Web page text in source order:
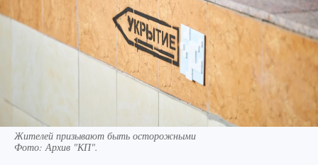
Жителей призывают быть осторожными
Фото:Архив "КП".